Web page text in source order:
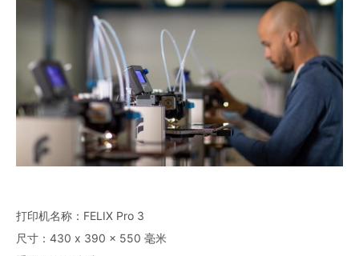
打印机名称：FELIX Pro 3
尺寸：430 x 390 x 550 毫米